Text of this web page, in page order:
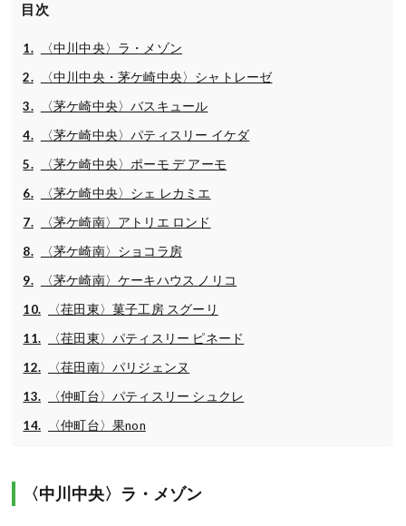
目次
〈中川中央〉ラ・メゾン
〈中川中央・茅ケ崎中央〉シャトレーゼ
〈茅ケ崎中央〉バスキュール
〈茅ケ崎中央〉パティスリー イケダ
〈茅ケ崎中央〉ポーモ デ アーモ
〈茅ケ崎中央〉シェ レカミエ
〈茅ケ崎南〉アトリエ ロンド
〈茅ケ崎南〉ショコラ房
〈茅ケ崎南〉ケーキハウス ノリコ
〈荏田東〉菓子工房 スグーリ
〈荏田東〉パティスリー ピネード
〈荏田南〉パリジェンヌ
〈仲町台〉パティスリー シュクレ
〈仲町台〉果non
〈中川中央〉ラ・メゾン